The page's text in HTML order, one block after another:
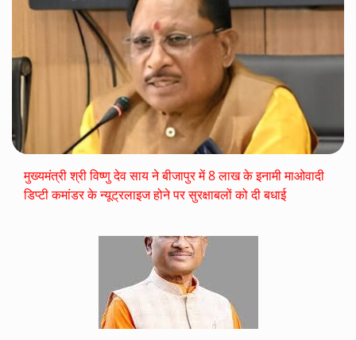
मुख्यमंत्री श्री विष्णु देव साय ने बीजापुर में 8 लाख के इनामी माओवादी
डिप्टी कमांडर के न्यूट्रलाइज होने पर सुरक्षाबलों को दी बधाई